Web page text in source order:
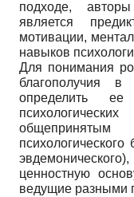
подходе,
является
мотивации,
навыков
Для понимания
благополучия в
определить
общепринятым
психологического
ценностную
ведущие разными